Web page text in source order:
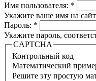
Имя пользователя: *
Укажите ваше имя на
Пароль: *
Укажите пароль,
CAPTCHA
Контрольный код
Математический
Решите эту простую